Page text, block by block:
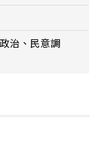
治、民意調